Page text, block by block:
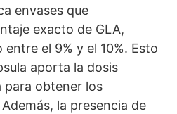
envases que
exacto de GLA,
el 9% y el 10%. Esto
aporta la dosis
para obtener los
la presencia de